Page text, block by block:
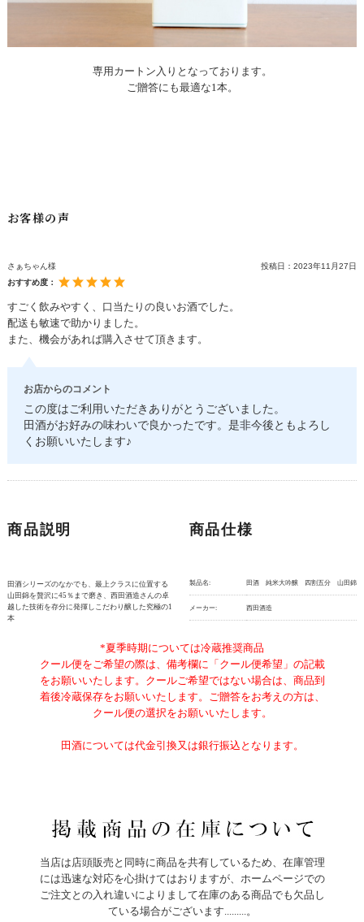
専用カートン入りとなっております。
ご贈答にも最適な1本。
お客様の声
さぁちゃん様 投稿日： 2023年11月27日
おすすめ度：
すごく飲みやすく、口当たりの良いお酒でした。
配送も敏速で助かりました。
また、機会があれば購入させて頂きます。
お店からのコメント
この度はご利用いただきありがとうございました。
田酒がお好みの味わいで良かったです。是非今後ともよろし
くお願いいたします♪
商品説明
田酒シリーズのなかでも、最上クラスに位置する
山田錦を贅沢に45％まで磨き、西田酒造さんの卓
越した技術を存分に発揮しこだわり醸した究極の1
本
商品仕様
製品名: 田酒 純米大吟醸 四割五分 山田錦
メーカー: 西田酒造
*夏季時期については冷蔵推奨商品
クール便をご希望の際は、備考欄に「クール便希望」の記載
をお願いいたします。クールご希望ではない場合は、商品到
着後冷蔵保存をお願いいたします。ご贈答をお考えの方は、
クール便の選択をお願いいたします。
田酒については代金引換又は銀行振込となります。
当店は店頭販売と同時に商品を共有しているため、在庫管理
には迅速な対応を心掛けてはおりますが、ホームページでの
ご注文との入れ違いによりまして在庫のある商品でも欠品し
ている場合がございます.........。